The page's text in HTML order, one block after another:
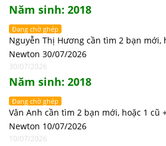
Năm sinh: 2018
Đang chờ ghép
Nguyễn Thị Hương cần tìm 2 bạn mới,
Newton 30/07/2026
30/07/2026
Năm sinh: 2018
Đang chờ ghép
Vân Anh cần tìm 2 bạn mới, hoặc 1 cũ
Newton 10/07/2026
10/07/2026